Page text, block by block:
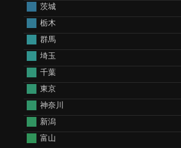
茨城
栃木
群馬
埼玉
千葉
東京
神奈川
新潟
富山